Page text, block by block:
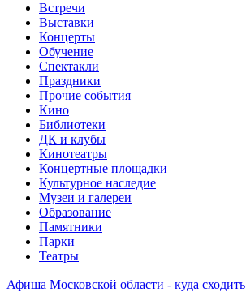
Встречи
Выставки
Концерты
Обучение
Спектакли
Праздники
Прочие события
Кино
Библиотеки
ДК и клубы
Кинотеатры
Концертные площадки
Культурное наследие
Музеи и галереи
Образование
Памятники
Парки
Театры
Афиша Московской области - куда сходить